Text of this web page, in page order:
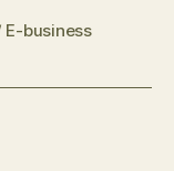
business